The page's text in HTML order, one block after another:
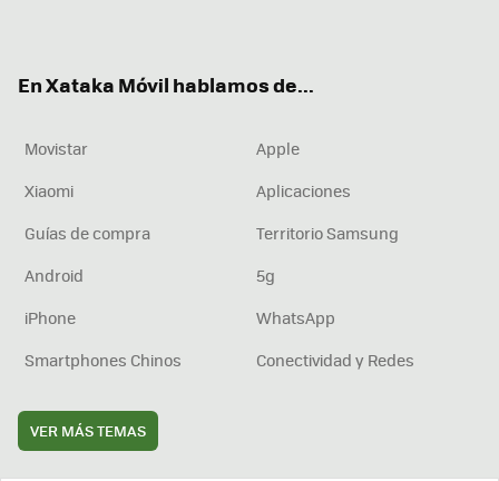
En Xataka Móvil hablamos de...
Movistar
Apple
Xiaomi
Aplicaciones
Guías de compra
Territorio Samsung
Android
5g
iPhone
WhatsApp
Smartphones Chinos
Conectividad y Redes
VER MÁS TEMAS